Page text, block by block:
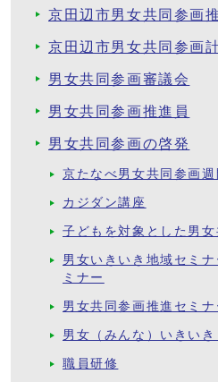
京田辺市男女共同参画
京田辺市男女共同参画
男女共同参画審議会
男女共同参画推進員
男女共同参画の啓発
京たなべ男女共同参画週
カジダン講座
子どもを対象とした男
男女いきいき地域セミ
ミナー
男女共同参画推進セミナ
男女（みんな）いきい
職員研修